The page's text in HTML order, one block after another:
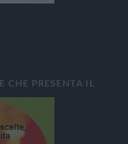
CHE PRESENTA IL